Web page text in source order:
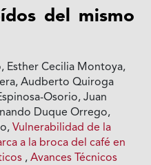
del mismo
Esther Cecilia Montoya,
Audberto Quiroga
Osorio, Juan
Duque Orrego,
Vulnerabilidad de la
a la broca del café en
,Avances Técnicos